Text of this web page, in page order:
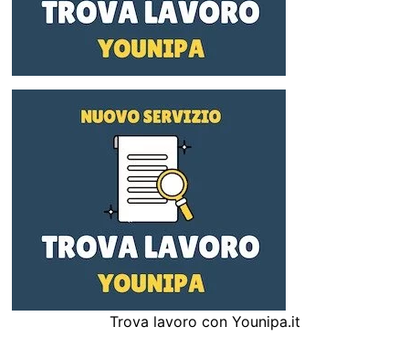
Trova lavoro con Younipa.it